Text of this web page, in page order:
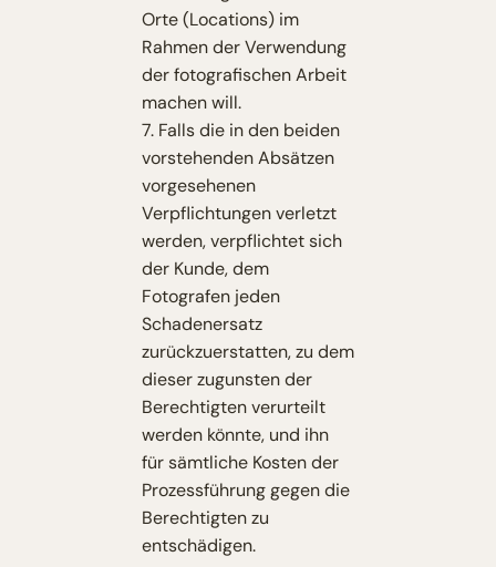
Orte (Locations) im
Rahmen der Verwendung
der fotografischen Arbeit
machen will.
7. Falls die in den beiden
vorstehenden Absätzen
vorgesehenen
Verpflichtungen verletzt
werden, verpflichtet sich
der Kunde, dem
Fotografen jeden
Schadenersatz
zurückzuerstatten, zu dem
dieser zugunsten der
Berechtigten verurteilt
werden könnte, und ihn
für sämtliche Kosten der
Prozessführung gegen die
Berechtigten zu
entschädigen.